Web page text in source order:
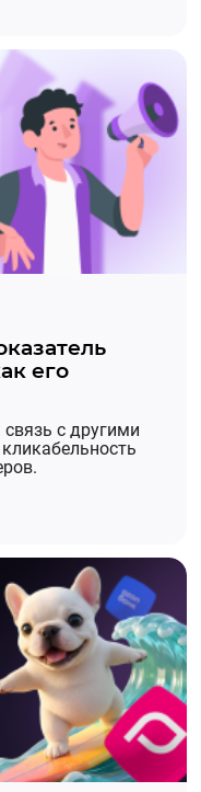
06.05.2026,
16:45:32
на
карты оплаты
его
с другими